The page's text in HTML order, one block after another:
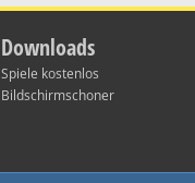
Downloads
Spiele kostenlos
Bildschirmschoner